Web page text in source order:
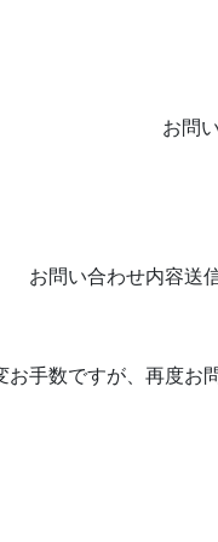
お問
お問い合わせ内容送
お手数ですが、再度お